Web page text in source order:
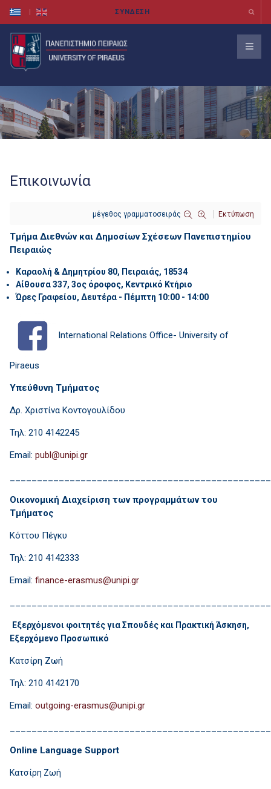
Επικοινωνία
μέγεθος γραμματοσειράς Εκτύπωση
Τμήμα Διεθνών και Δημοσίων Σχέσεων Πανεπιστημίου
Πειραιώς
Καραολή & Δημητρίου 80, Πειραιάς, 18534
Αίθουσα 337, 3ος όροφος, Κεντρικό Κτήριο
Ώρες Γραφείου, Δευτέρα - Πέμπτη 10:00 - 14:00
International Relations Office- University of
Piraeus
Υπεύθυνη Τμήματος
Δρ. Χριστίνα Κοντογουλίδου
Τηλ: 210 4142245
Email:
Οικονομική Διαχείριση των προγραμμάτων του
Τμήματος
Κόττου Πέγκυ
Τηλ: 210 4142333
Email:
Εξερχόμενοι φοιτητές για Σπουδές και Πρακτική Άσκηση,
Εξερχόμενο Προσωπικό
Κατσίρη Ζωή
Τηλ: 210 4142170
Email:
Online Language Support
Κατσίρη Ζωή